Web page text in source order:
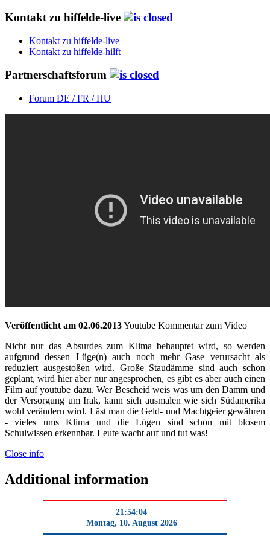
Kontakt zu hiffelde-live
Kontakt zu hiffelde-live
Kontakt zu hiffelde-hilft
Partnerschaftsforum
Forum DE / FR / HU
Veröffentlicht am 02.06.2013Youtube Kommentar zum Video
Nicht nur das Absurdes zum Klima behauptet wird, so werden
aufgrund dessen Lüge(n) auch noch mehr Gase verursacht als
reduziert ausgestoßen wird. Große Staudämme sind auch schon
geplant, wird hier aber nur angesprochen, es gibt es aber auch einen
Film auf youtube dazu. Wer Bescheid weis was um den Damm und
der Versorgung um Irak, kann sich ausmalen wie sich Südamerika
wohl verändern wird. Läst man die Geld- und Machtgeier gewähren
- vieles ums Klima und die Lügen sind schon mit blosem
Schulwissen erkennbar. Leute wacht auf und tut was!
Close info
Additional information
21:54:04
Montag, 10. August 2026